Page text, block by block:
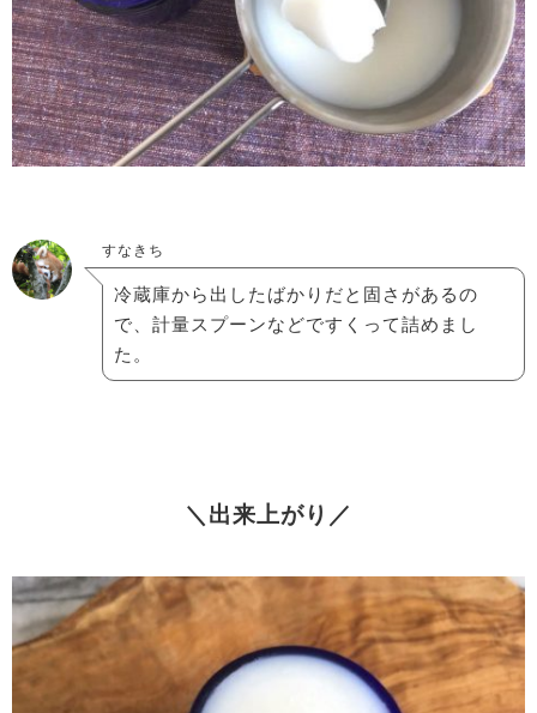
すなきち
冷蔵庫から出したばかりだと固さがあるの
で、計量スプーンなどですくって詰めまし
た。
＼出来上がり／